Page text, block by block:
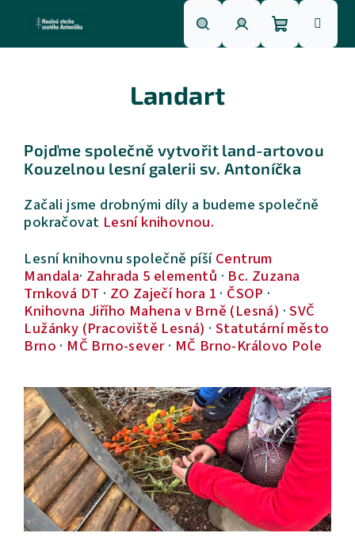
Hledat PřihlášeníNákupní
Landart
Pojďme společně vytvořit land-artovou
Kouzelnou lesní galerii sv. Antoníčka
Začali jsme drobnými díly a budeme společně
pokračovat Lesní knihovnou.
Lesní knihovnu společně píšíCentrum
Mandala· Zahrada 5 elementů · Bc. Zuzana
Trnková DT · ZO Zaječí hora 1 · ČSOP ·
Knihovna Jiřího Mahena v Brně (Lesná) ·SVČ
Lužánky (Pracoviště Lesná) ·Statutární město
Brno · MČ Brno-sever· MČ Brno-Královo Pole